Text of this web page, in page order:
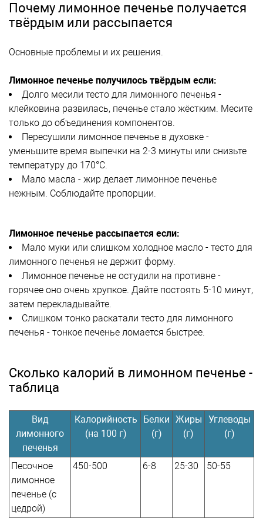
Почему лимонное печенье получается
твёрдым или рассыпается
Основные проблемы и их решения.
Лимонное печенье получилось твёрдым если:
Долго месили тесто для лимонного печенья -
клейковина развилась, печенье стало жёстким. Месите
только до объединения компонентов.
Пересушили лимонное печенье в духовке -
уменьшите время выпечки на 2-3 минуты или снизьте
температуру до 170°C.
Мало масла - жир делает лимонное печенье
нежным. Соблюдайте пропорции.
Лимонное печенье рассыпается если:
Мало муки или слишком холодное масло - тесто для
лимонного печенья не держит форму.
Лимонное печенье не остудили на противне -
горячее оно очень хрупкое. Дайте постоять 5-10 минут,
затем перекладывайте.
Слишком тонко раскатали тесто для лимонного
печенья - тонкое печенье ломается быстрее.
Сколько калорий в лимонном печенье -
таблица
Вид
лимонного
печенья
Калорийность
(на 100 г)
Белки
(г)
Жиры
(г)
Углеводы
(г)
Песочное
лимонное
печенье (с
цедрой)
450-500 6-8 25-30 50-55